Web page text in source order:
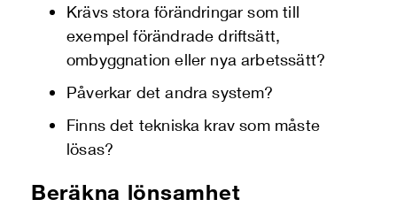
Krävs stora förändringar som till
exempel förändrade driftsätt,
ombyggnation eller nya arbetssätt?
Påverkar det andra system?
Finns det tekniska krav som måste
lösas?
Beräkna lönsamhet